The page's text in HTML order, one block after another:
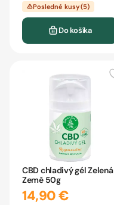
Posledné kusy (5)
Do košíka
CBD chladivý gél Zelená
Země 50g
14,90 €